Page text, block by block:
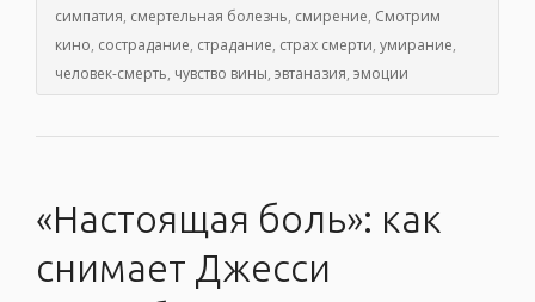
симпатия, смертельная болезнь, смирение, Смотрим
кино, сострадание, страдание, страх смерти, умирание,
человек-смерть, чувство вины, эвтаназия, эмоции
«Настоящая боль»: как
снимает Джесси